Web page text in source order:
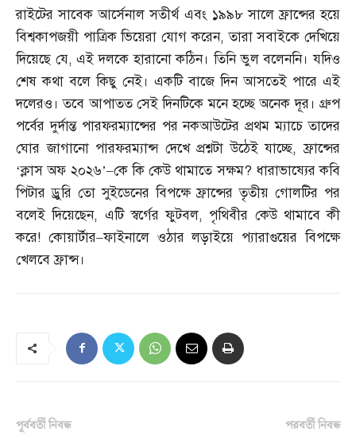
রাইটের সাবেক আর্সেনাল সতীর্থ এবং ১৯৯৮ সালে ফ্রান্সের হয়ে
বিশ্বকাপজয়ী পাত্রিক ভিয়েরা যোগ করেন,তারা সবাইকে দেখিয়ে
দিয়েছে যে,এই দলকে হারানো কঠিন। তিনি ভুল বলেননি। যদিও
শেষ কথা বলে কিছু নেই। একটি বাজে দিন আসতেই পারে এই
দলেরও। তবে আপাতত সেই দিনটিকে মনে হচ্ছে অনেক দূর। গ্রুপ
পর্বের দুর্দান্ত পারফরম্যান্সের পর নকআউটের প্রথম ম্যাচে তাদের
ঘোর জাগানো পারফরম্যান্স দেখে প্রশ্নটা উঠেই যাচ্ছে,ফ্রান্সের
‘ক্লাস অফ ২০২৬’–কে কি কেউ থামাতে সক্ষম? ধারাভাষ্যের কবি
পিটার ড্রুরি তো সুইডেনের বিপক্ষে ফ্রান্সের তৃতীয় গোলটির পর
বলেই দিয়েছেন, এটি স্বর্গের ফুটবল, পৃথিবীর কেউ থামাবে কী
করে! কোয়ার্টার–ফাইনালে ওঠার লড়াইয়ে প্যারাগুয়ের বিপক্ষে
খেলবে ফ্রান্স।
পূর্ববর্তী নিবন্ধ
পরবর্তী নিবন্ধ